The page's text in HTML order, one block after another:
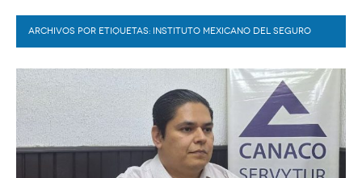
LERDO
DEPORTES
EXA
EL EXACTO
GLOBO
CONTEXTOS
DIÁLOGOS CON LA HISTORIA
COLABORADORES
PC29
ACTUALIDADES GREM
ARCHIVOS POR ETIQUETAS: INSTITUTO MEXICANO DEL SEGURO